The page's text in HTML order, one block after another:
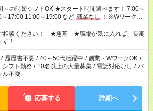
トOK ★スタート時間選べます！ 7:00～
～17:00 11:00～19:00 など 残業なし ！ ※Wワークの
お仕事と合わせ週40時間超の就業はご案内できませ
基づき、週20時間以上勤務は社会保険への加入対象
※労働者派遣法（日雇い派遣の原則禁止）により、
期間の就業はご案内が難しい場合があります
相談ください！ ★急募 ★職場が気に入れば、長期
す！
/ 履歴書不要 / 40～50代活躍中 / 副業・WワークOK /
シフト勤務 / 10名以上の大量募集 / 電話対応なし / パ
ル不要
応募する 詳細へ